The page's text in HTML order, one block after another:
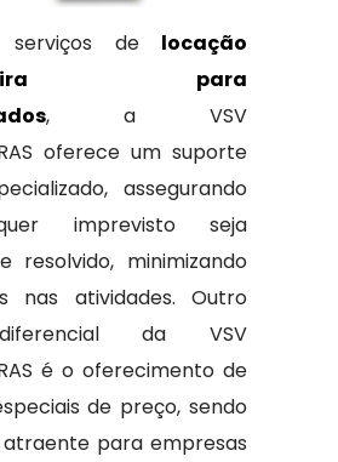
serviços de locação
para
, a VSV
oferece um suporte
assegurando
imprevisto seja
resolvido, minimizando
nas atividades. Outro
da VSV
é o oferecimento de
de preço, sendo
para empresas